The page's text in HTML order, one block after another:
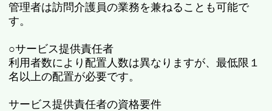
管理者は訪問介護員の業務を兼ねることも可能で
す。
○サービス提供責任者
利用者数により配置人数は異なりますが、最低限１
名以上の配置が必要です。
サービス提供責任者の資格要件